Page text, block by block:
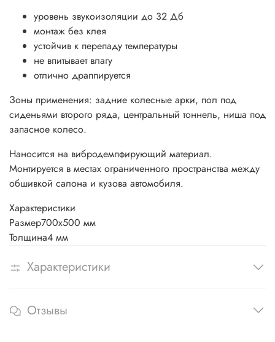
уровень звукоизоляции до 32 Дб
монтаж без клея
устойчив к перепаду температуры
не впитывает влагу
отлично драппируется
Зоны применения: задние колесные арки, пол под
сиденьями второго ряда, центральный тоннель, ниша под
запасное колесо.
Наносится на вибродемпфирующий материал.
Монтируется в местах ограниченного пространства между
обшивкой салона и кузова автомобиля.
Характеристики
Размер700х500 мм
Толщина4 мм
Характеристики
Отзывы